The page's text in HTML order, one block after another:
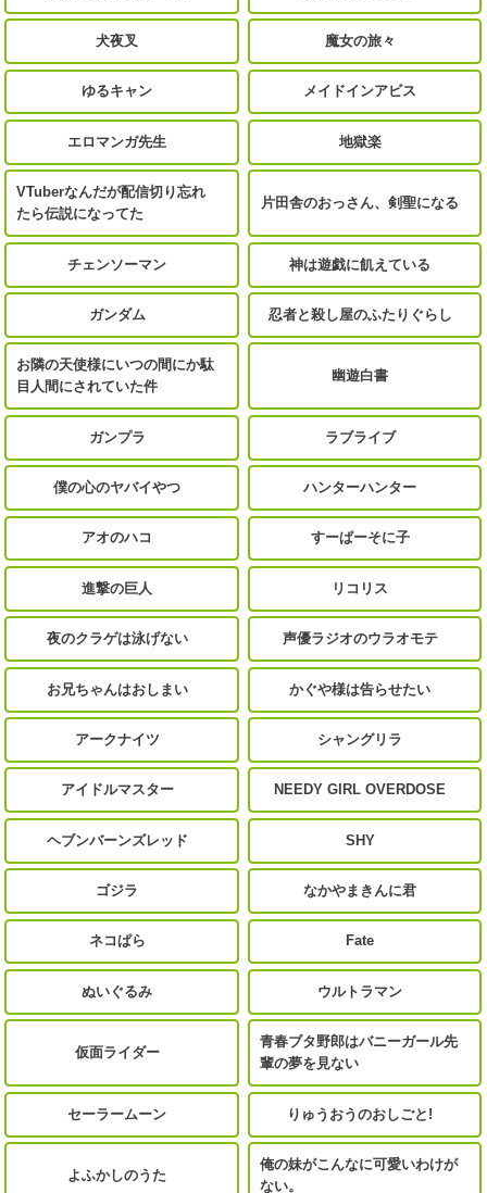
犬夜叉 魔女の旅々
ゆるキャン メイドインアビス
エロマンガ先生 地獄楽
VTuberなんだが配信切り忘れ
たら伝説になってた
片田舎のおっさん、剣聖になる
チェンソーマン 神は遊戯に飢えている
ガンダム 忍者と殺し屋のふたりぐらし
お隣の天使様にいつの間にか駄
目人間にされていた件
幽遊白書
ガンプラ ラブライブ
僕の心のヤバイやつ ハンターハンター
アオのハコ すーぱーそに子
進撃の巨人 リコリス
夜のクラゲは泳げない 声優ラジオのウラオモテ
お兄ちゃんはおしまい かぐや様は告らせたい
アークナイツ シャングリラ
アイドルマスター NEEDY GIRL OVERDOSE
ヘブンバーンズレッド SHY
ゴジラ なかやまきんに君
ネコぱら Fate
ぬいぐるみ ウルトラマン
仮面ライダー
青春ブタ野郎はバニーガール先
輩の夢を見ない
セーラームーン りゅうおうのおしごと!
よふかしのうた
俺の妹がこんなに可愛いわけが
ない。